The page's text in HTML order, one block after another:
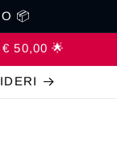
📦
50,00 🌟